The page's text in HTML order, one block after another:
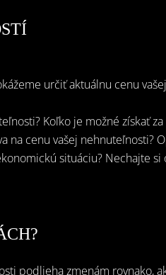
určiť aktuálnu cenu vašej
Koľko je možné získať
na cenu vašej nehnuteľnosti?
situáciu? Nechajte si
podlieha zmenám rovnako,